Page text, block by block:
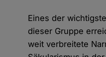
Eines der
dieser Gruppe
weit verbreitete